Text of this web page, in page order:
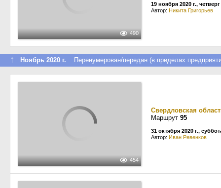
490
19 ноября 2020 г., четверг
Автор: Никита Григорьев
↑ Ноябрь 2020 г. Перенумерован/передан (в пределах
454
Свердловская
Маршрут 95
31 октября 2020 г.,
Автор: Иван Ревенков